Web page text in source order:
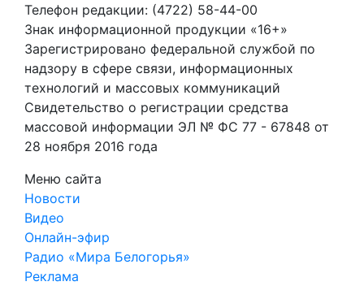
Телефон редакции: (4722) 58-44-00
Знак информационной продукции «16+»
Зарегистрировано федеральной службой по
надзору в сфере связи, информационных
технологий и массовых коммуникаций
Свидетельство о регистрации средства
массовой информации ЭЛ № ФС 77 - 67848 от
28 ноября 2016 года
Меню сайта
Новости
Видео
Онлайн-эфир
Радио «Мира Белогорья»
Реклама